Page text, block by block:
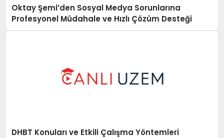
Oktay Şemi’den Sosyal Medya Sorunlarına
Profesyonel Müdahale ve Hızlı Çözüm Desteği
DHBT Konuları ve Etkili Çalışma Yöntemleri